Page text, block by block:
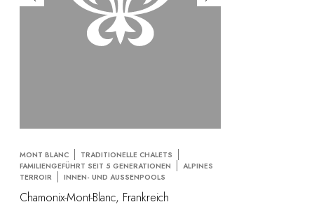
MONT BLANC
TRADITIONELLE CHALETS
FAMILIENGEFÜHRT SEIT 5 GENERATIONEN
ALPINES
TERROIR
INNEN- UND AUSSENPOOLS
Chamonix-Mont-Blanc, Frankreich